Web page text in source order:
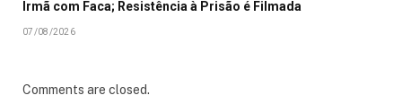
Irmã com Faca; Resistência à Prisão é Filmada
07/08/2026
Comments are closed.